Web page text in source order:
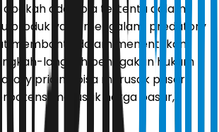
apakah ada pola tertentu dalam
produk yang mengalami predatory
membantu dalam menentukan
langkah penegakan hukum
pricing bisa merusak pasar
merusak harga pasar,"